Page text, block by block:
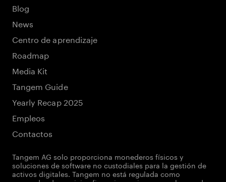
Blog
News
Centro de aprendizaje
Roadmap
Media Kit
Tangem Guide
Yearly Recap 2025
Empleos
Contactos
Tangem AG solo proporciona monederos físicos y
soluciones de software no custodiales para la gestión de
activos digitales. Tangem no está regulada como